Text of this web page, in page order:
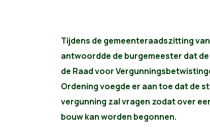
Tijdens de gemeenteraadszitting
antwoordde de burgemeester dat
de Raad voor
Ordening voegde er aan toe dat de
vergunning zal vragen zodat over
bouw kan worden begonnen.